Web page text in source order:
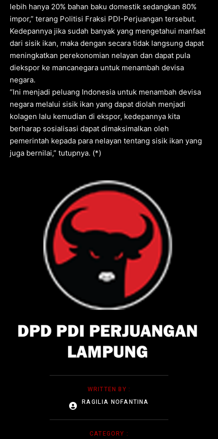
WRITTEN BY :
RAGILIA NOFANTINA
CATEGORY :
lebih hanya 20% bahan baku domestik sedangkan 80%
impor,” terang Politisi Fraksi PDI-Perjuangan tersebut.
Kedepannya jika sudah banyak yang mengetahui manfaat
dari sisik ikan, maka dengan secara tidak langsung dapat
meningkatkan perekonomian nelayan dan dapat pula
diekspor ke mancanegara untuk menambah devisa
negara.
“Ini menjadi peluang Indonesia untuk menambah devisa
negara melalui sisik ikan yang dapat diolah menjadi
kolagen lalu kemudian di ekspor, kedepannya kita
berharap sosialisasi dapat dimaksimalkan oleh
pemerintah kepada para nelayan tentang sisik ikan yang
juga bernilai,” tutupnya. (*)